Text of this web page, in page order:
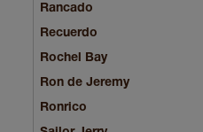
Rancado
Recuerdo
Rochel Bay
Ron de Jeremy
Ronrico